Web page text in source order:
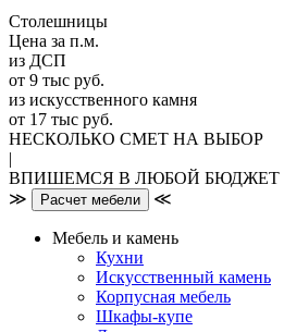
Столешницы
Цена за п.м.
из ДСП
от 9 тыс руб.
из искусственного камня
от 17 тыс руб.
НЕСКОЛЬКО СМЕТ НА ВЫБОР
|
ВПИШЕМСЯ В ЛЮБОЙ БЮДЖЕТ
≫
Расчет мебели ≪
Мебель и камень
Кухни
Искусственный камень
Корпусная мебель
Шкафы-купе